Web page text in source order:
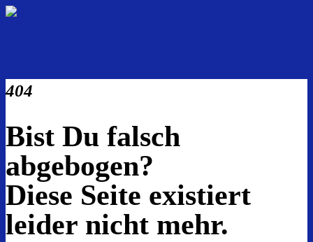
404
Bist Du falsch
abgebogen?
Diese Seite existiert
leider nicht mehr.